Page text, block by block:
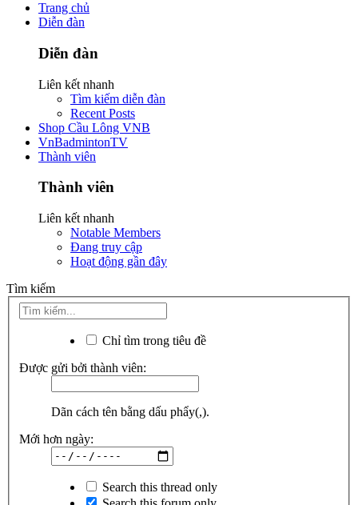
Trang chủ
Diễn đàn
Diễn đàn
Liên kết nhanh
Tìm kiếm diễn đàn
Recent Posts
Shop Cầu Lông VNB
VnBadmintonTV
Thành viên
Thành viên
Liên kết nhanh
Notable Members
Đang truy cập
Hoạt động gần đây
Tìm kiếm
Chỉ tìm trong tiêu đề
Được gửi bởi thành viên:
Dãn cách tên bằng dấu phẩy(,).
Mới hơn ngày:
Search this thread only